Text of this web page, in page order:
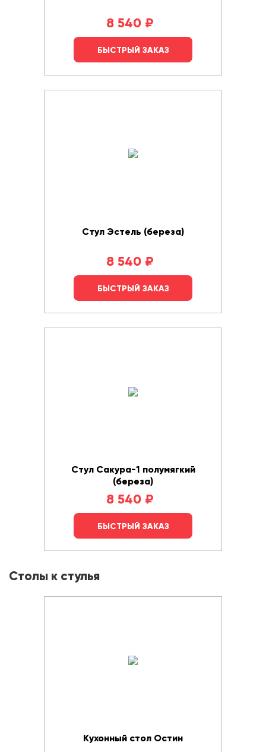
8 540 ₽
БЫСТРЫЙ ЗАКАЗ
Стул Эстель (береза)
8 540 ₽
БЫСТРЫЙ ЗАКАЗ
Стул Сакура-1 полумягкий
(береза)
8 540 ₽
БЫСТРЫЙ ЗАКАЗ
Столы к стулья
Кухонный стол Остин